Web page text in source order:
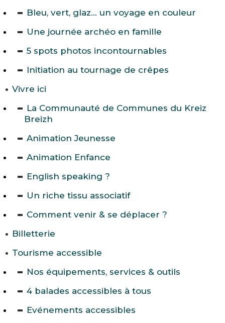
Bleu, vert, glaz… un voyage en couleur
Une journée archéo en famille
5 spots photos incontournables
Initiation au tournage de crêpes
Vivre ici
La Communauté de Communes du Kreiz
Breizh
Animation Jeunesse
Animation Enfance
English speaking ?
Un riche tissu associatif
Comment venir & se déplacer ?
Billetterie
Tourisme accessible
Nos équipements, services & outils
4 balades accessibles à tous
Evénements accessibles